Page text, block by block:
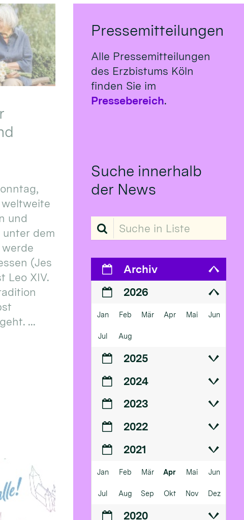
und
dem
(Jes
Leo XIV.
...
Pressemitteilungen
Alle Pressemitteilungen
des Erzbistums Köln
finden Sie im
Pressebereich.
Suche innerhalb
der News
Suche in Liste
Archiv
2026
Jan Feb Mär Apr Mai Jun
Jul Aug
2025
2024
2023
2022
2021
Jan Feb Mär Apr Mai Jun
Jul Aug Sep Okt Nov Dez
2020